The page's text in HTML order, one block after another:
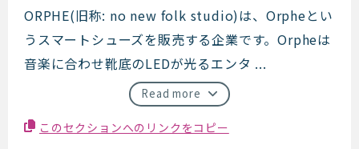
ORPHE
ORPHE(旧称: no new folk studio)は、Orpheとい
うスマートシューズを販売する企業です。Orpheは
音楽に合わせ靴底のLEDが光るエンタ ...
Read more
このセクションへのリンクをコピー